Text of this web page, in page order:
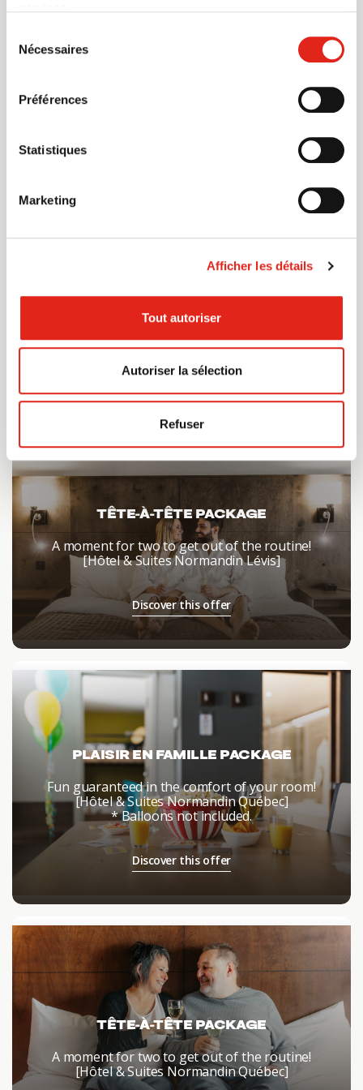
Nécessaires
Préférences
Statistiques
Marketing
Afficher les détails
Tout autoriser
Autoriser la sélection
Refuser
[Hôtel & Suites Normandin Lévis]
PLAISIR EN FAMILLE PACKAGE
Discover this offer
TÊTE-À-TÊTE PACKAGE
A moment for two to get out of the routine!
[Hôtel & Suites Normandin Lévis]
Discover this offer
PLAISIR EN FAMILLE PACKAGE
Fun guaranteed in the comfort of your room!
[Hôtel & Suites Normandin Québec]
* Balloons not included.
Discover this offer
TÊTE-À-TÊTE PACKAGE
A moment for two to get out of the routine!
[Hôtel & Suites Normandin Québec]